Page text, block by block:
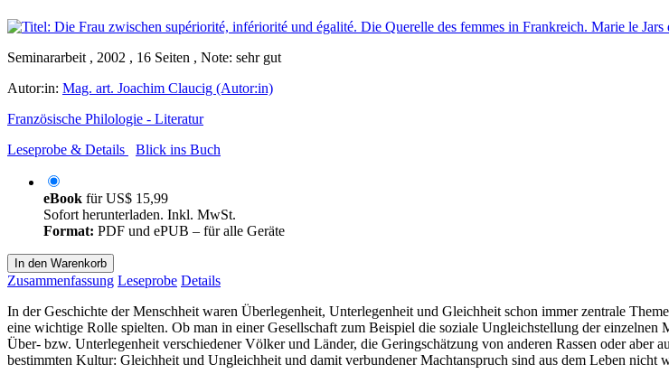
Seminararbeit , 2002 , 16 Seiten , Note: sehr gut
Autor:in: Mag. art. Joachim Claucig (Autor:in)
Französische Philologie - Literatur
Leseprobe & Details
Blick ins Buch
eBook fürUS$ 15,99
Sofort herunterladen. Inkl. MwSt.
Format: PDF und ePUB – für alle Geräte
In den Warenkorb
Zusammenfassung Leseprobe Details
In der Geschichte der Menschheit waren Überlegenheit, Unterlegenheit und Gleichheit schon immer zentrale
eine wichtige Rolle spielten. Ob man in einer Gesellschaft zum Beispiel die soziale Ungleichstellung der
Über- bzw. Unterlegenheit verschiedener Völker und Länder, die Geringschätzung von anderen Rassen oder
bestimmten Kultur: Gleichheit und Ungleichheit und damit verbundener Machtanspruch sind aus dem Leben